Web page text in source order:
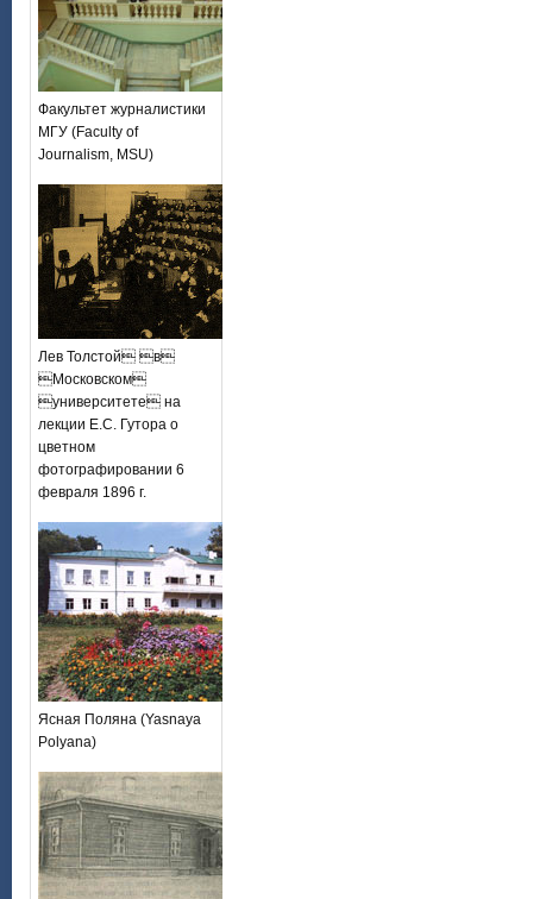
Факультет журналистики
МГУ (Faculty of
Journalism, MSU)
Лев Толстой в
Московском
университете на
лекции Е.С. Гутора о
цветном
фотографировании 6
февраля 1896 г.
Ясная Поляна (Yasnaya
Polyana)